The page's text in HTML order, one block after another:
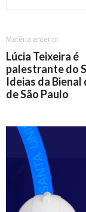
Matéria anterior
Lúcia Teixeira é
palestrante do
Ideias da Bienal
de São Paulo